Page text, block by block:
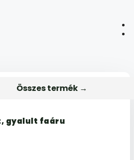
Összes termék →
gyalult faáru